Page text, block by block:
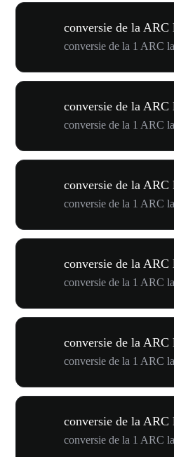
conversie de la
conversie de la 1 ARC
conversie de la ARC
conversie de la 1 ARC
conversie de la
conversie de la 1 ARC
conversie de la
conversie de la 1 ARC
conversie de la ARC
conversie de la 1 ARC
conversie de la ARC
conversie de la 1 ARC